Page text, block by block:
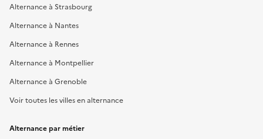
Alternance à Strasbourg
Alternance à Nantes
Alternance à Rennes
Alternance à Montpellier
Alternance à Grenoble
Voir toutes les villes en alternance
Alternance par métier